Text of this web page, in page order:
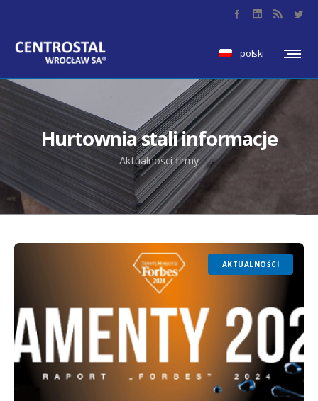
polski
Hurtownia stali informacje
Aktualności firmy
AKTUALNOŚCI